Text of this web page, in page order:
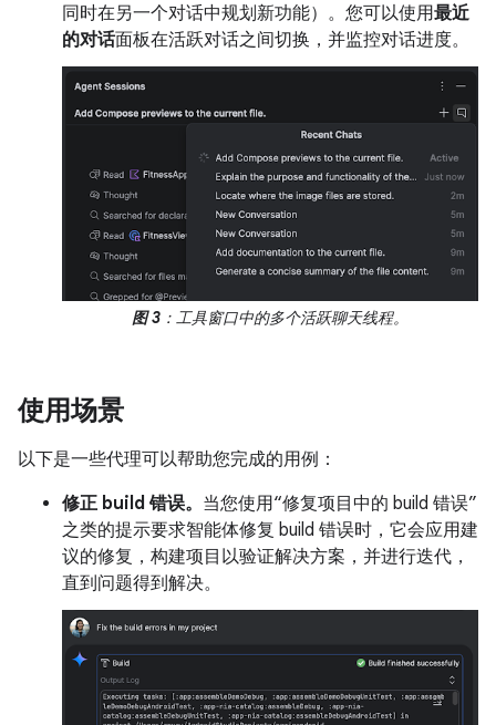
同时在另一个对话中规划新功能）。您可以使用最近
的对话面板在活跃对话之间切换，并监控对话进度。
图 3 ：工具窗口中的多个活跃聊天线程。
使用场景
以下是一些代理可以帮助您完成的用例：
修正 build 错误。 当您使用“修复项目中的 build 错误”
之类的提示要求智能体修复 build 错误时，它会应用建
议的修复，构建项目以验证解决方案，并进行迭代，
直到问题得到解决。